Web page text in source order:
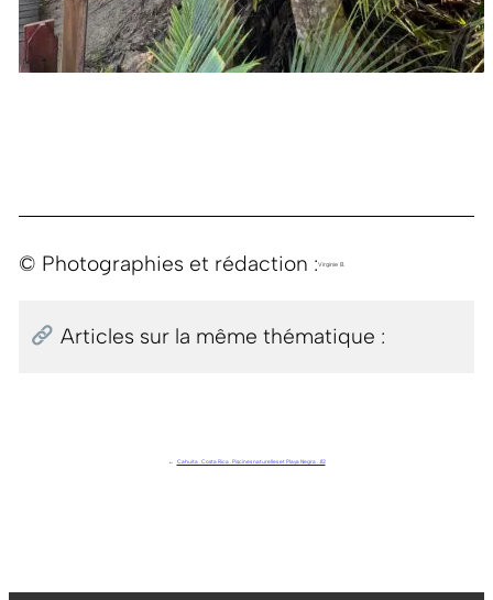
© Photographies et rédaction :Virginie B.
Articles sur la même thématique :
← Cahuita . Costa Rica . Piscines naturelles et Playa Negra . J12